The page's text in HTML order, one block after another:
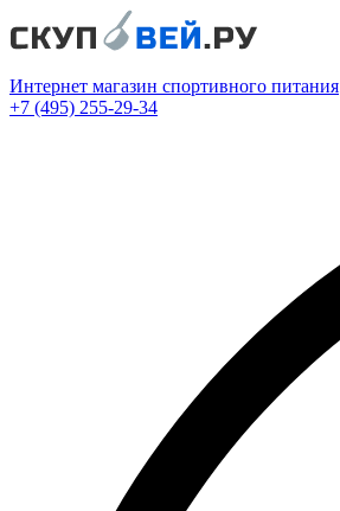
Интернет магазин спортивного питания
+7 (495) 255-29-34